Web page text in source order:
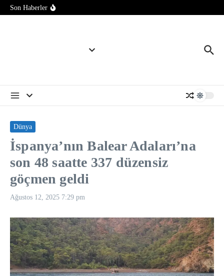
İçeriğe atla
Son Haberler
KKTC’de yüksek sıcaklıklar nedeniyle öğle saatlerinde açık
Dünya
İspanya’nın Balear Adaları’na
son 48 saatte 337 düzensiz
göçmen geldi
Ağustos 12, 2025 7:29 pm